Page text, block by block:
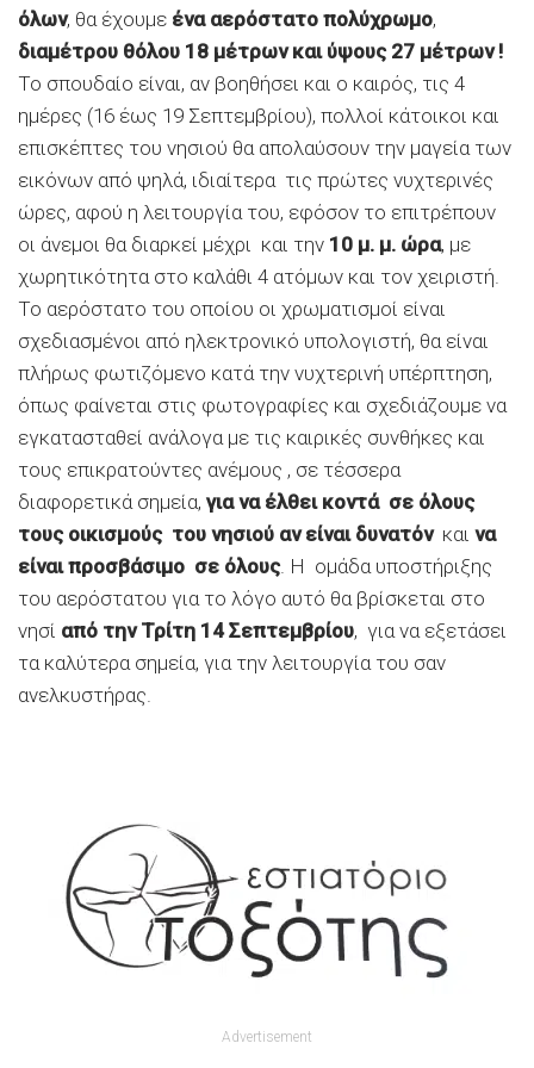
όλων, θα έχουμε ένα αερόστατο πολύχρωμο,
διαμέτρου θόλου 18 μέτρων και ύψους 27 μέτρων !
Το σπουδαίο είναι, αν βοηθήσει και ο καιρός, τις 4
ημέρες (16 έως 19 Σεπτεμβρίου), πολλοί κάτοικοι και
επισκέπτες του νησιού θα απολαύσουν την μαγεία των
εικόνων από ψηλά, ιδιαίτερα τις πρώτες νυχτερινές
ώρες, αφού η λειτουργία του, εφόσον το επιτρέπουν
οι άνεμοι θα διαρκεί μέχρι και την 10 μ. μ. ώρα, με
χωρητικότητα στο καλάθι 4 ατόμων και τον χειριστή.
Το αερόστατο του οποίου οι χρωματισμοί είναι
σχεδιασμένοι από ηλεκτρονικό υπολογιστή, θα είναι
πλήρως φωτιζόμενο κατά την νυχτερινή υπέρπτηση,
όπως φαίνεται στις φωτογραφίες και σχεδιάζουμε να
εγκατασταθεί ανάλογα με τις καιρικές συνθήκες και
τους επικρατούντες ανέμους , σε τέσσερα
διαφορετικά σημεία, για να έλθει κοντά σε όλους
τους οικισμούς του νησιού αν είναι δυνατόνκαι να
είναι προσβάσιμο σε όλους. Η ομάδα υποστήριξης
του αερόστατου για το λόγο αυτό θα βρίσκεται στο
νησί από την Τρίτη 14 Σεπτεμβρίου, για να εξετάσει
τα καλύτερα σημεία, για την λειτουργία του σαν
ανελκυστήρας.
Advertisement